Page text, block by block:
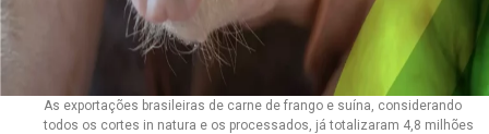
As exportações brasileiras de carne de frango e suína, considerando
todos os cortes in natura e os processados, já totalizaram 4,8 milhões